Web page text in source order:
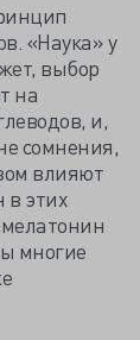
«Наука» у
выбор
на
и,
сомнения,
влияют
в этих
многие